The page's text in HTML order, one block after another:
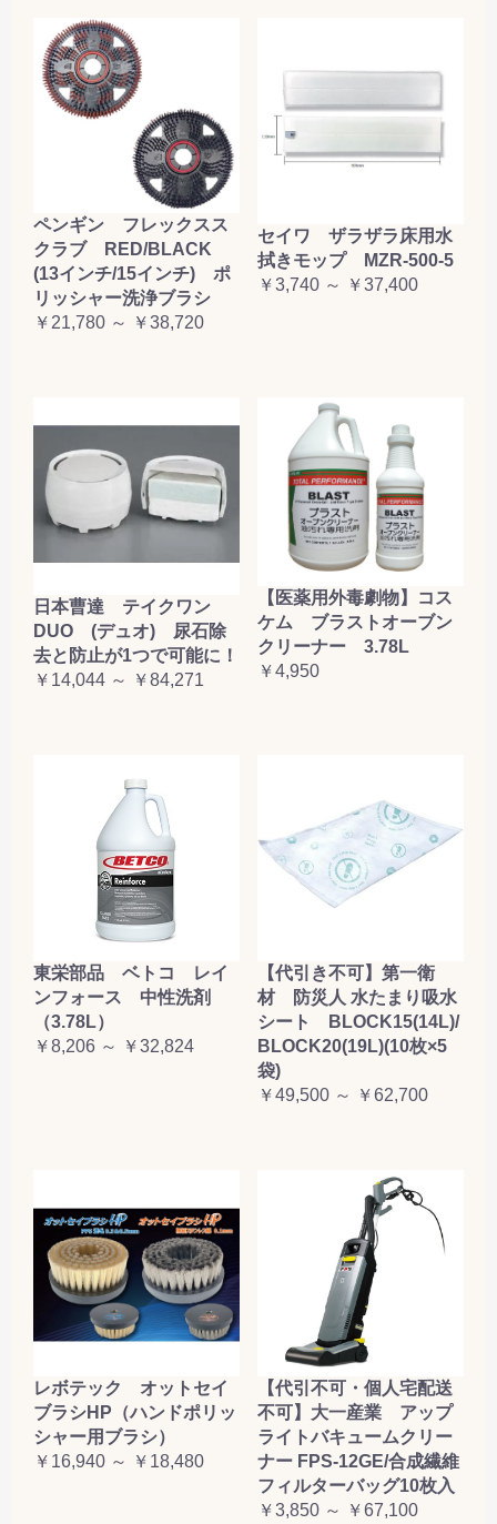
ペンギン フレックスス
クラブ RED/BLACK
(13インチ/15インチ) ポ
リッシャー洗浄ブラシ
￥21,780 ～ ￥38,720
セイワ ザラザラ床用水
拭きモップ MZR-500-5
￥3,740 ～ ￥37,400
日本曹達 テイクワン
DUO (デュオ) 尿石除
去と防止が1つで可能に！
￥14,044 ～ ￥84,271
【医薬用外毒劇物】コス
ケム ブラストオーブン
クリーナー 3.78L
￥4,950
東栄部品 ベトコ レイ
ンフォース 中性洗剤
（3.78L）
￥8,206 ～ ￥32,824
【代引き不可】第一衛
材 防災人 水たまり吸水
シート BLOCK15(14L)/
BLOCK20(19L)(10枚×5
袋)
￥49,500 ～ ￥62,700
レボテック オットセイ
ブラシHP（ハンドポリッ
シャー用ブラシ）
￥16,940 ～ ￥18,480
【代引不可・個人宅配送
不可】大一産業 アップ
ライトバキュームクリー
ナー FPS-12GE/合成繊維
フィルターバッグ10枚入
￥3,850 ～ ￥67,100